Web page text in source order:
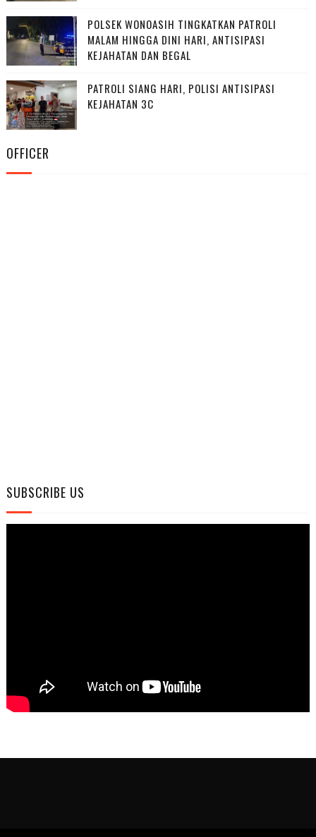
POLSEK WONOASIH TINGKATKAN PATROLI
MALAM HINGGA DINI HARI, ANTISIPASI
KEJAHATAN DAN BEGAL
PATROLI SIANG HARI, POLISI ANTISIPASI
KEJAHATAN 3C
OFFICER
SUBSCRIBE US